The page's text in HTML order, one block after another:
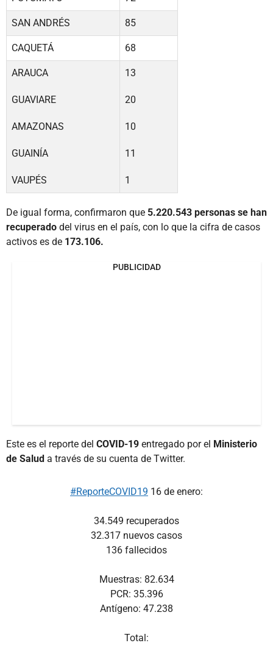
SAN ANDRÉS 85
CAQUETÁ 68
ARAUCA
GUAVIARE
AMAZONAS
GUAINÍA
VAUPÉS
13
20
10
11
1
De igual forma, confirmaron que 5.220.543 personas se han
recuperado del virus en el país, con lo que la cifra de casos
activos es de 173.106.
PUBLICIDAD
Este es el reporte del COVID-19 entregado por el Ministerio
de Salud a través de su cuenta de Twitter.
#ReporteCOVID19 16 de enero:
34.549 recuperados
32.317 nuevos casos
136 fallecidos
Muestras: 82.634
PCR: 35.396
Antígeno: 47.238
Total: